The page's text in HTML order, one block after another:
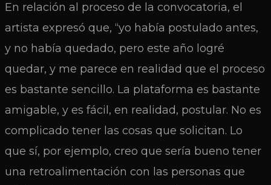
En relación al proceso de la convocatoria, el
artista expresó que, “yo había postulado antes,
y no había quedado, pero este año logré
quedar, y me parece en realidad que el proceso
es bastante sencillo. La plataforma es bastante
amigable, y es fácil, en realidad, postular. No es
complicado tener las cosas que solicitan. Lo
que sí, por ejemplo, creo que sería bueno tener
una retroalimentación con las personas que